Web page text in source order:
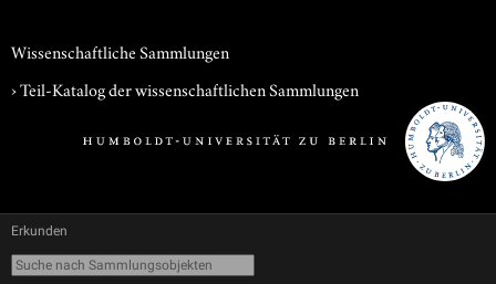
Wissenschaftliche Sammlungen
› Teil-Katalog der wissenschaftlichen Sammlungen
Erkunden